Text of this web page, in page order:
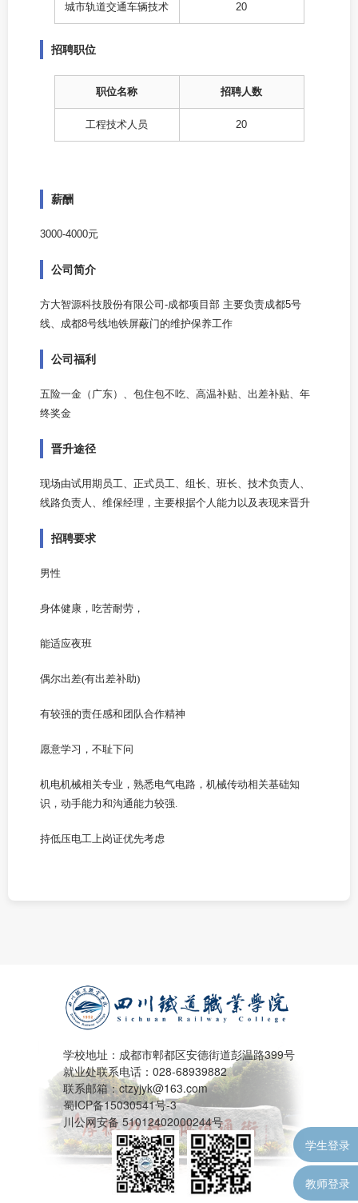
学生登录
教师登录
城市轨道交通车辆技术 20
招聘职位
职位名称 招聘人数
工程技术人员 20
薪酬
3000-4000元
公司简介
方大智源科技股份有限公司-成都项目部 主要负责成都5号
线、成都8号线地铁屏蔽门的维护保养工作
公司福利
五险一金（广东）、包住包不吃、高温补贴、出差补贴、年
终奖金
晋升途径
现场由试用期员工、正式员工、组长、班长、技术负责人、
线路负责人、维保经理，主要根据个人能力以及表现来晋升
招聘要求
男性
身体健康，吃苦耐劳，
能适应夜班
偶尔出差(有出差补助)
有较强的责任感和团队合作精神
愿意学习，不耻下问
机电机械相关专业，熟悉电气电路，机械传动相关基础知
识，动手能力和沟通能力较强.
持低压电工上岗证优先考虑
学校地址：成都市郫都区安德街道彭温路399号
就业处联系电话：028-68939882
联系邮箱：ctzyjyk@163.com
蜀ICP备15030541号-3
川公网安备 51012402000244号